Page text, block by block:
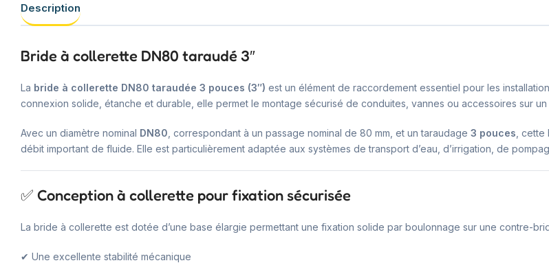
Description
Bride à collerette DN80 taraudé 3″
La bride à collerette DN80 taraudée 3 pouces (3″) est un élément de raccordement essentiel pour les
connexion solide, étanche et durable, elle permet le montage sécurisé de conduites, vannes ou accessoires sur un
Avec un diamètre nominal DN80 , correspondant à un passage nominal de 80 mm, et un taraudage 3 pouces ,
débit important de fluide. Elle est particulièrement adaptée aux systèmes de transport d’eau, d’irrigation, de
✅ Conception à collerette pour fixation sécurisée
La bride à collerette est dotée d’une base élargie permettant une fixation solide par boulonnage sur une contre-
✔ Une excellente stabilité mécanique